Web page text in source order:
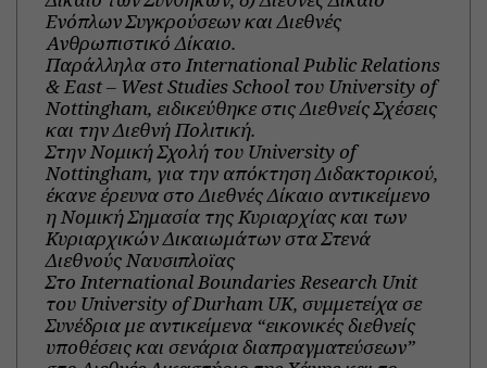
Ενόπλων Συγκρούσεων και Διεθνές
Ανθρωπιστικό Δίκαιο.
Παράλληλα στο International Public Relations
& East – West Studies School του University of
Nottingham, ειδικεύθηκε στις Διεθνείς Σχέσεις
και την Διεθνή Πολιτική.
Στην Νομική Σχολή του University of
Nottingham, για την απόκτηση Διδακτορικού,
έκανε έρευνα στο Διεθνές Δίκαιο αντικείμενο
η Νομική Σημασία της Κυριαρχίας και των
Κυριαρχικών Δικαιωμάτων στα Στενά
Διεθνούς Ναυσιπλοϊας
Στο International Boundaries Research Unit
του University of Durham UK, συμμετείχα σε
Συνέδρια με αντικείμενα “εικονικές διεθνείς
υποθέσεις και σενάρια διαπραγματεύσεων”